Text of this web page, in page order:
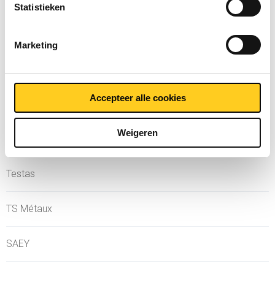
Statistieken
Marketing
Accepteer alle cookies
Weigeren
MCB Direct
MetaalService
Testas
TS Métaux
SAEY